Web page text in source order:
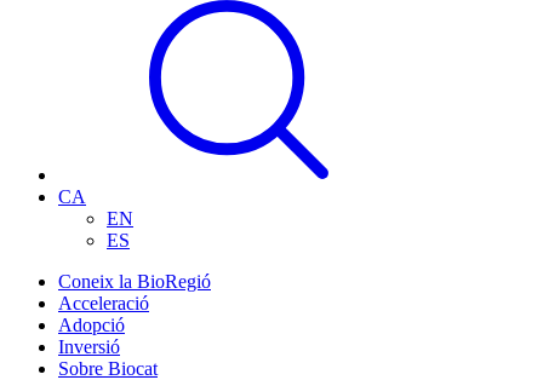
CA
EN
ES
Coneix la BioRegió
Acceleració
Adopció
Inversió
Sobre Biocat